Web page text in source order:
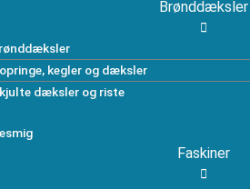
Brønddæksler
kegler og dæksler
dæksler og riste
Faskiner